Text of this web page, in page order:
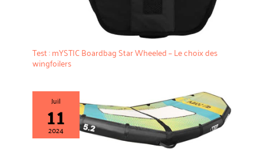
Test : mYSTIC Boardbag Star Wheeled – Le choix des
wingfoilers
Juil
11
2024